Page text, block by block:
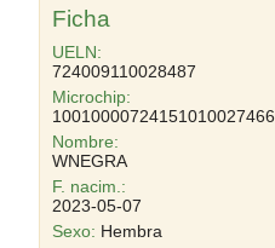
Ficha
UELN:
724009110028487
Microchip:
10010000724151010027466
Nombre:
WNEGRA
F. nacim.:
2023-05-07
Sexo: Hembra